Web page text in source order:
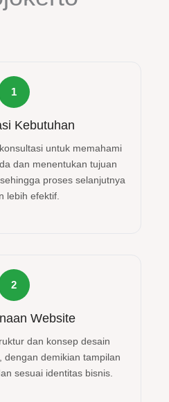
1
Kebutuhan
untuk memahami
dan menentukan tujuan
proses selanjutnya
lebih efektif.
2
Website
dan konsep desain
dengan demikian tampilan
sesuai identitas bisnis.